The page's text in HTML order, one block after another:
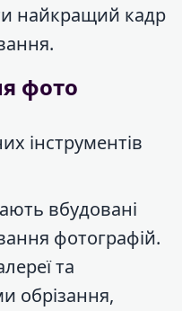
найкращий кадр
фото
інструментів
вбудовані
фотографій.
та
обрізання,